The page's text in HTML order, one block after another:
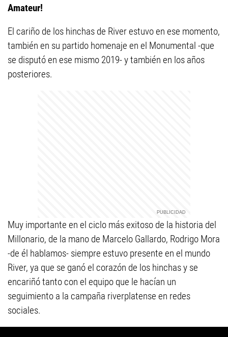
Amateur!
El cariño de los hinchas de River estuvo en ese momento,
también en su partido homenaje en el Monumental -que
se disputó en ese mismo 2019- y también en los años
posteriores.
Muy importante en el ciclo más exitoso de la historia del
Millonario, de la mano de Marcelo Gallardo, Rodrigo Mora
-de él hablamos- siempre estuvo presente en el mundo
River, ya que se ganó el corazón de los hinchas y se
encariñó tanto con el equipo que le hacían un
seguimiento a la campaña riverplatense en redes
sociales.